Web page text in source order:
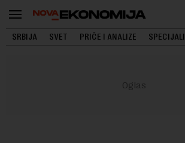
SRBIJA SVET PRIČE I ANALIZE SPECIJALI